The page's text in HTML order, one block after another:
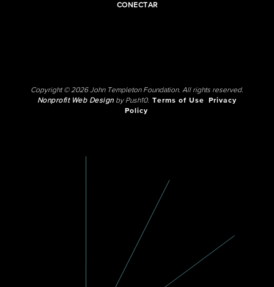
CONECTAR
Copyright © 2026 John Templeton Foundation. All rights reserved.
Nonprofit Web Designby Push10. Terms of Use
Privacy
Policy